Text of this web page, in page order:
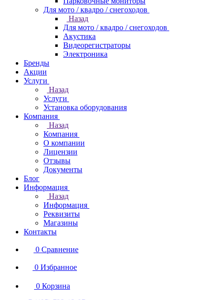
Для мото / квадро / снегоходов
Назад
Для мото / квадро / снегоходов
Акустика
Видеорегистраторы
Электроника
Бренды
Акции
Услуги
Назад
Услуги
Установка оборудования
Компания
Назад
Компания
О компании
Лицензии
Отзывы
Документы
Блог
Информация
Назад
Информация
Реквизиты
Магазины
Контакты
0 Сравнение
0 Избранное
0 Корзина